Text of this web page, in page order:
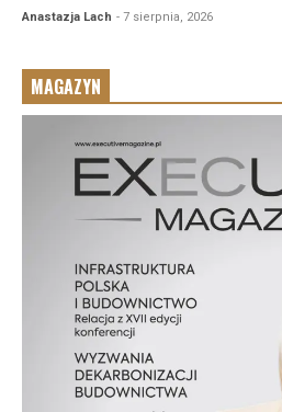
Anastazja Lach - 7 sierpnia, 2026
MAGAZYN